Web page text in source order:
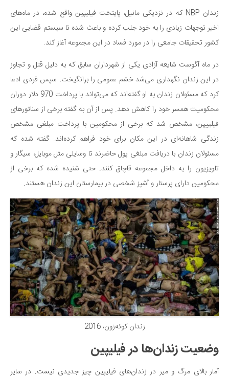
سینما و تئاتر
تلویزیون
موسیقی
چهره‌ها
عکاسی و هنرهای تجسمی
کتاب و کتاب‌خوانی
تاریخ
معماری
علمی
فناوری‌ها
نجوم و هوا فضا
زمین و محیط زیست
خودرو
سرگرمی
دانستنی‌ها
بازی
طنز
فال
مسابقه
زندان NBP که در نزدیکی مانیل، پایتخت فیلیپین واقع شده، در ماه‌های
اخیر توجهات زیادی را به خود جلب کرده و باعث شده تا سیستم قضایی این
کشور تحقیقات جامعی را در مورد فساد در این مجموعه آغاز کند.
در ماه آگوست شایعه آزادی یکی از شهرداران سابق که به دلیل قتل و تجاوز
در این زندان نگهداری می‌شد خشم عمومی را برانگیخت. سپس فردی ادعا
کرد که مسئولان زندان به او گفته‌اند که می‌تواند با پرداخت 970 دلار دوران
محکومیت همسر خود را کاهش دهد. پس از آن به گفته برخی از سناتورهای
فیلییپن، مشخص شد که برخی از محکومین با پرداخت مبلغی مشخص
زندگی شاهانه‌ای در این مکان برای خود فراهم کرده‌اند. گفته شده که
مسئولان زندان با دریافت مبلغی پول حاضرند تا وسایلی مثل موبایل، سیگار و
تلویزیون را به داخل مجموعه قاچاق کنند. حتی شنیده شده که برخی از
محکومین دارای پرستار و آشپز شخصی در بیمارستان این زندان هستند.
زندان کوئه‌زون، 2016
وضعیت زندان‌ها در فیلیپین
آمار بالای مرگ و میر در زندان‌های فیلیپین چیز جدیدی نیست. در سایر